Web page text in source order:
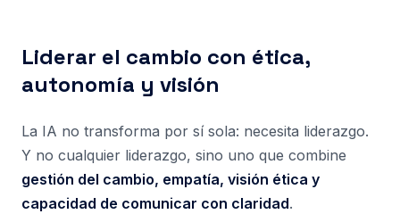
Liderar el cambio con ética,
autonomía y visión
La IA no transforma por sí sola: necesita liderazgo.
Y no cualquier liderazgo, sino uno que combine
gestión del cambio, empatía, visión ética y
capacidad de comunicar con claridad.